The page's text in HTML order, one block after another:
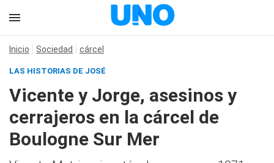
Inicio Sociedad cárcel
LAS HISTORIAS DE JOSÉ
Vicente y Jorge, asesinos y
cerrajeros en la cárcel de
Boulogne Sur Mer